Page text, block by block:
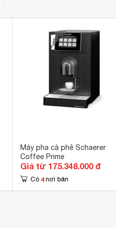
Máy pha cà phê Schaerer
Coffee Prime
Giá từ 175.348.000 đ
Có 4 nơi bán